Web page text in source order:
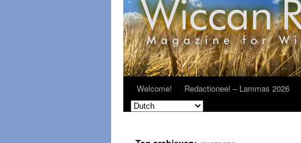
Welcome! Redactioneel – Lammas 2026